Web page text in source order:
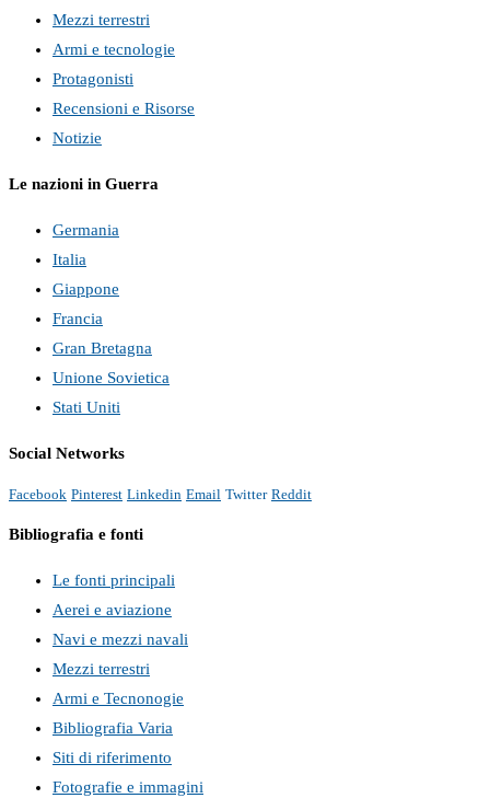
Mezzi terrestri
Armi e tecnologie
Protagonisti
Recensioni e Risorse
Notizie
Le nazioni in Guerra
Germania
Italia
Giappone
Francia
Gran Bretagna
Unione Sovietica
Stati Uniti
Social Networks
Facebook Pinterest Linkedin Email Twitter Reddit
Bibliografia e fonti
Le fonti principali
Aerei e aviazione
Navi e mezzi navali
Mezzi terrestri
Armi e Tecnonogie
Bibliografia Varia
Siti di riferimento
Fotografie e immagini